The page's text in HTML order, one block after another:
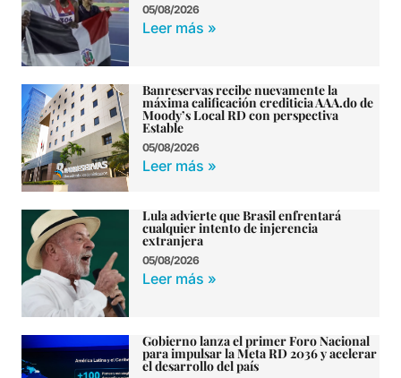
05/08/2026
Leer más »
Banreservas recibe nuevamente la
máxima calificación crediticia AAA.do de
Moody’s Local RD con perspectiva
Estable
05/08/2026
Leer más »
Lula advierte que Brasil enfrentará
cualquier intento de injerencia
extranjera
05/08/2026
Leer más »
Gobierno lanza el primer Foro Nacional
para impulsar la Meta RD 2036 y acelerar
el desarrollo del país